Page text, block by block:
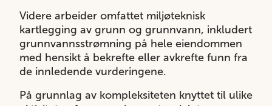
Videre arbeider omfattet miljøteknisk
kartlegging av grunn og grunnvann, inkludert
grunnvannsstrømning på hele eiendommen
med hensikt å bekrefte eller avkrefte funn fra
de innledende vurderingene.
På grunnlag av kompleksiteten knyttet til ulike